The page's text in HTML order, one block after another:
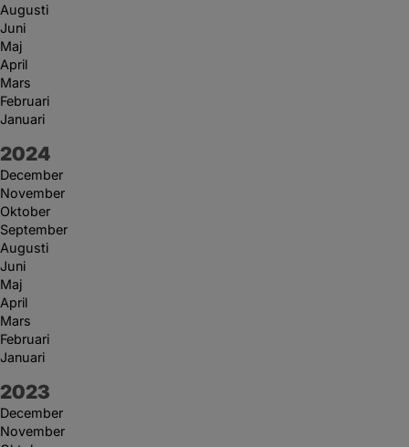
Augusti
Juni
Maj
April
Mars
Februari
Januari
År:
2024
December
November
Oktober
September
Augusti
Juni
Maj
April
Mars
Februari
Januari
År:
2023
December
November